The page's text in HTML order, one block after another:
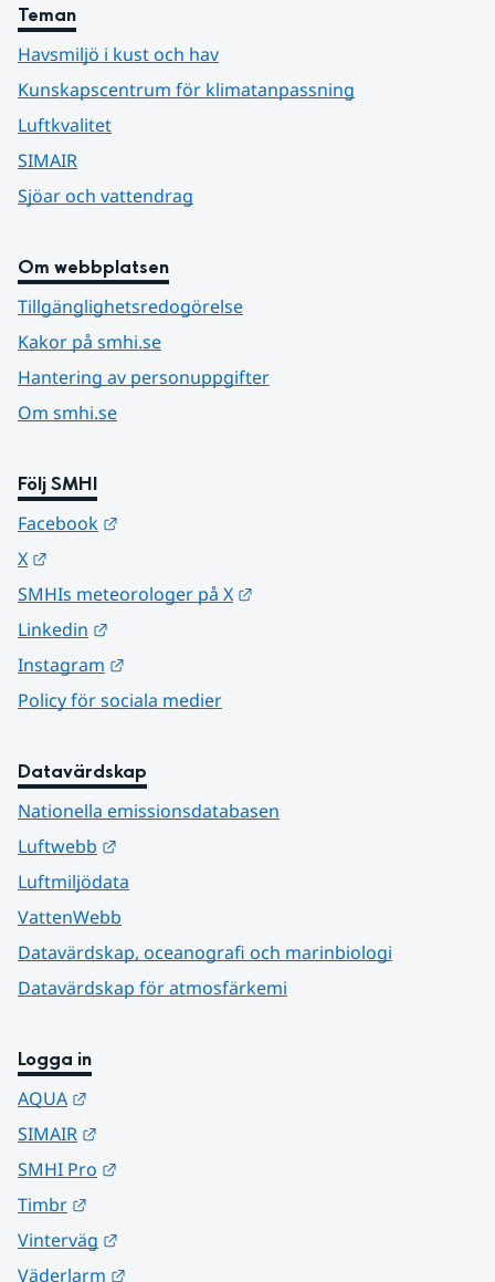
Teman
Havsmiljö i kust och hav
Kunskapscentrum för klimatanpassning
Luftkvalitet
SIMAIR
Sjöar och vattendrag
Om webbplatsen
Tillgänglighetsredogörelse
Kakor på smhi.se
Hantering av personuppgifter
Om smhi.se
Följ SMHI
Facebook
X
SMHIs meteorologer på X
Linkedin
Instagram
Policy för sociala medier
Datavärdskap
Nationella emissionsdatabasen
Luftwebb
Luftmiljödata
VattenWebb
Datavärdskap, oceanografi och marinbiologi
Datavärdskap för atmosfärkemi
Logga in
AQUA
SIMAIR
SMHI Pro
Timbr
Vinterväg
Väderlarm